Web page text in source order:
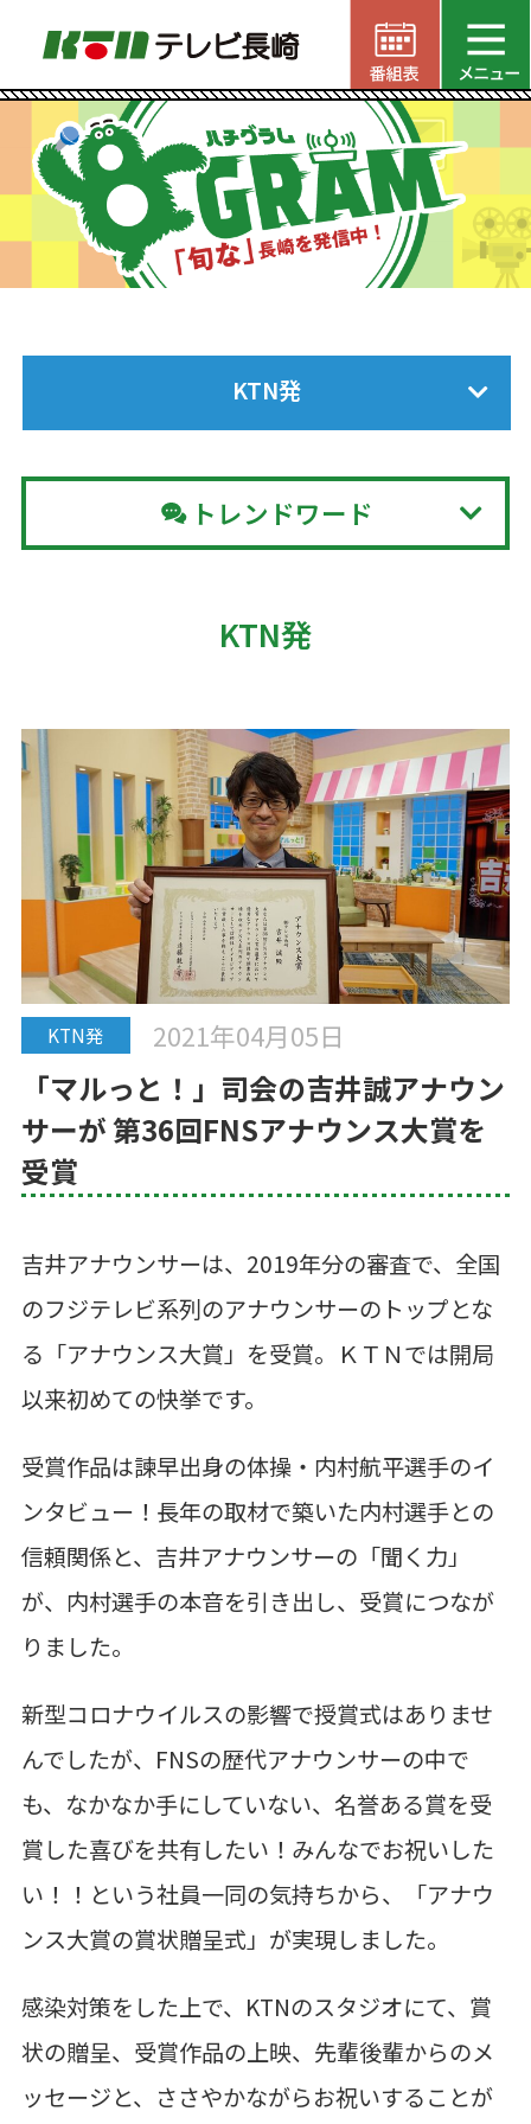
KTN発
トレンドワード
KTN発
KTN発 2021年04月05日
「マルっと！」司会の吉井誠アナウン
サーが 第36回FNSアナウンス大賞を
受賞
吉井アナウンサーは、2019年分の審査で、全国
のフジテレビ系列のアナウンサーのトップとな
る「アナウンス大賞」を受賞。ＫＴＮでは開局
以来初めての快挙です。
受賞作品は諫早出身の体操・内村航平選手のイ
ンタビュー！長年の取材で築いた内村選手との
信頼関係と、吉井アナウンサーの「聞く力」
が、内村選手の本音を引き出し、受賞につなが
りました。
新型コロナウイルスの影響で授賞式はありませ
んでしたが、FNSの歴代アナウンサーの中で
も、なかなか手にしていない、名誉ある賞を受
賞した喜びを共有したい！みんなでお祝いした
い！！という社員一同の気持ちから、「アナウ
ンス大賞の賞状贈呈式」が実現しました。
感染対策をした上で、 KTNのスタジオにて、賞
状の贈呈、受賞作品の上映、先輩後輩からのメ
ッセージと、ささやかながらお祝いすることが